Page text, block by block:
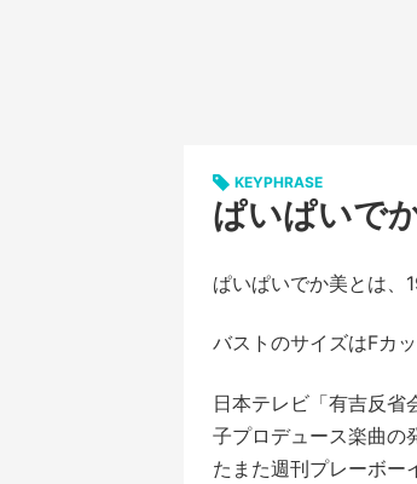
KEYPHRASE
ぱいぱいで
ぱいぱいでか美とは、
バストのサイズはFカッ
日本テレビ「有吉反
子プロデュース楽曲の
たまた週刊プレーボー